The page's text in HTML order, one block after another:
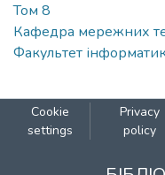
Том 8
Кафедра мережних
Факультет
Cookie
settings
Privacy
policy